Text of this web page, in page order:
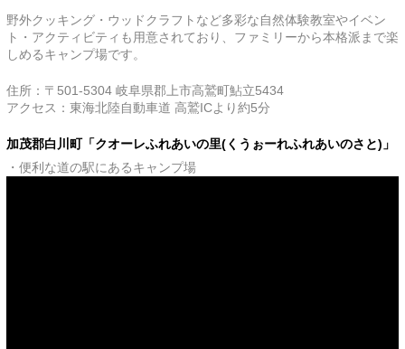
野外クッキング・ウッドクラフトなど多彩な自然体験教室やイベン
ト・アクティビティも用意されており、ファミリーから本格派まで楽
しめるキャンプ場です。
住所：〒501-5304 岐阜県郡上市高鷲町鮎立5434
アクセス：東海北陸自動車道 高鷲ICより約5分
加茂郡白川町「クオーレふれあいの里(くうぉーれふれあいのさと)」
・便利な道の駅にあるキャンプ場